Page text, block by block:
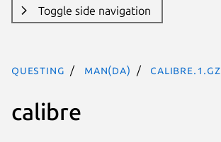
Toggle side navigation
questing man(da) calibre.1.gz
calibre